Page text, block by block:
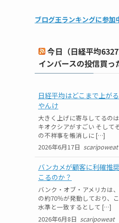
ブログ王ランキングに参加
今日（日経平均
インバースの投信買っ
日経平均はどこまで上が
やんけ
2026年6月17日
大きく上げに寄与してるの
キオクシアがすごい そして
の不祥事を帳消しに […]
scaripoweat
バンカメが顧客に利確推
こるのか？
2026年6月8日
バンク・オブ・アメリカは
の約70％が発動しており、
水準と一致するとして […]
scaripoweat